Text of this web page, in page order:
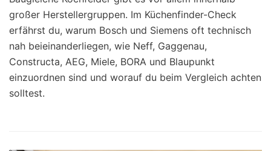
großer Herstellergruppen. Im Küchenfinder-Check
erfährst du, warum Bosch und Siemens oft technisch
nah beieinanderliegen, wie Neff, Gaggenau,
Constructa, AEG, Miele, BORA und Blaupunkt
einzuordnen sind und worauf du beim Vergleich achten
solltest.